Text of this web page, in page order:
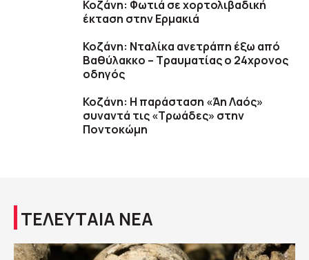
Κοζάνη: Φωτιά σε χορτολιβαδική
έκταση στην Ερμακιά
Κοζάνη: Νταλίκα ανετράπη έξω από
Βαθύλακκο – Τραυματίας ο 24χρονος
οδηγός
Κοζάνη: Η παράσταση «Άη Λαός»
συναντά τις «Τρωάδες» στην
Ποντοκώμη
ΤΕΛΕΥΤΑΙΑ ΝΕΑ